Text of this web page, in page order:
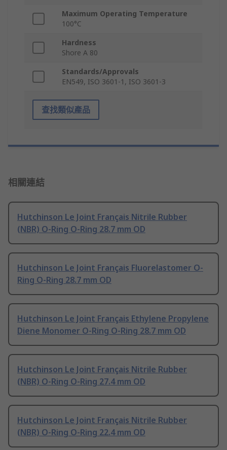
Maximum Operating Temperature
100°C
Hardness
Shore A 80
Standards/Approvals
EN549, ISO 3601-1, ISO 3601-3
查找類似產品
相關連結
Hutchinson Le Joint Français Nitrile Rubber
(NBR) O-Ring O-Ring 28.7 mm OD
Hutchinson Le Joint Français Fluorelastomer O-
Ring O-Ring 28.7 mm OD
Hutchinson Le Joint Français Ethylene Propylene
Diene Monomer O-Ring O-Ring 28.7 mm OD
Hutchinson Le Joint Français Nitrile Rubber
(NBR) O-Ring O-Ring 27.4 mm OD
Hutchinson Le Joint Français Nitrile Rubber
(NBR) O-Ring O-Ring 22.4 mm OD